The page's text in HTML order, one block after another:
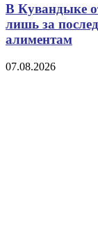
В Кувандыке
лишь за
алиментам
07.08.2026